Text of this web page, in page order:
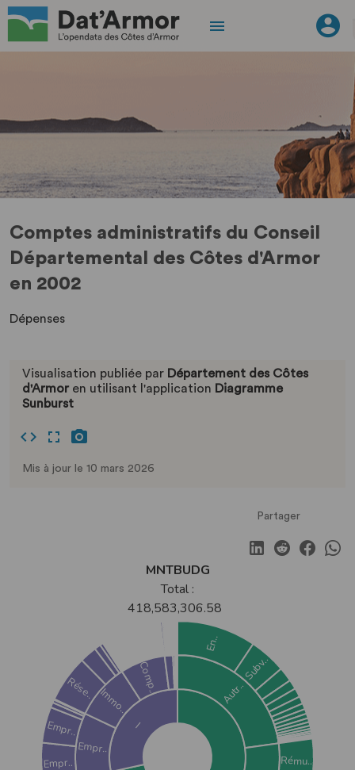
Comptes administratifs du Conseil
Départemental des Côtes d'Armor
en 2002
Dépenses
Visualisation publiée par Département des Côtes
d'Armor en utilisant l'application Diagramme
Sunburst
Mis à jour le 10 mars 2026
Partager